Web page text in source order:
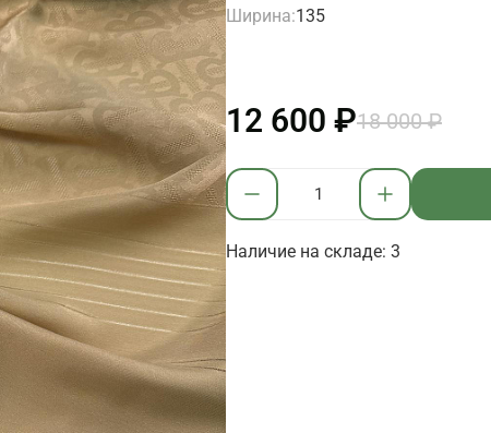
Ширина:135
12 600 ₽18 000 ₽
Наличие на складе: 3